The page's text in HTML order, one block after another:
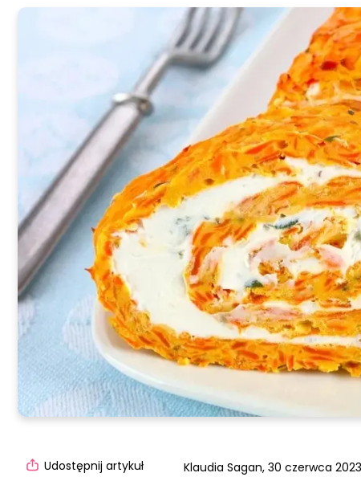
Klaudia Sagan, 30 czerwca
Udostępnij artykuł